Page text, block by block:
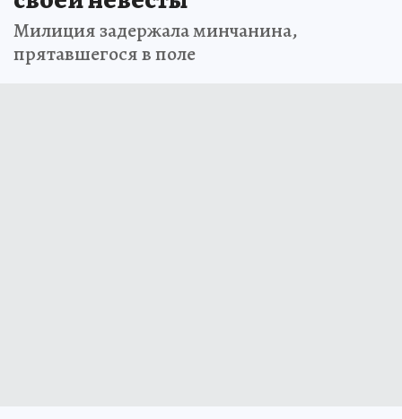
Милиция задержала минчанина,
прятавшегося в поле